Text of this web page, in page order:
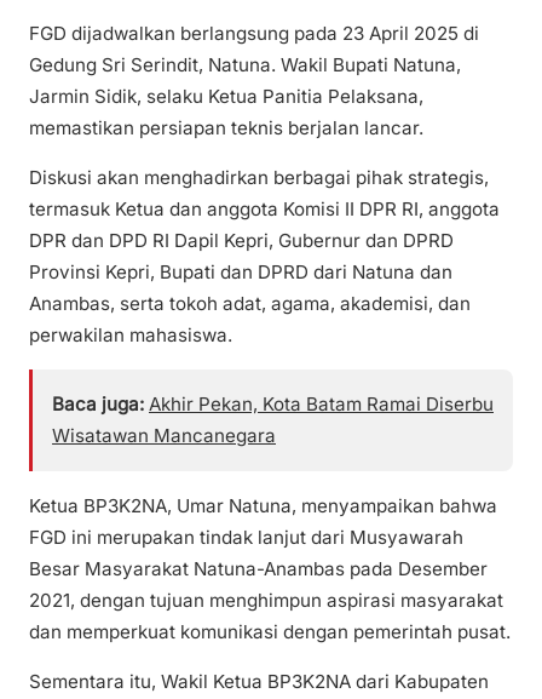
FGD dijadwalkan berlangsung pada 23 April 2025 di
Gedung Sri Serindit, Natuna. Wakil Bupati Natuna,
Jarmin Sidik, selaku Ketua Panitia Pelaksana,
memastikan persiapan teknis berjalan lancar.
Diskusi akan menghadirkan berbagai pihak strategis,
termasuk Ketua dan anggota Komisi II DPR RI, anggota
DPR dan DPD RI Dapil Kepri, Gubernur dan DPRD
Provinsi Kepri, Bupati dan DPRD dari Natuna dan
Anambas, serta tokoh adat, agama, akademisi, dan
perwakilan mahasiswa.
Baca juga: Akhir Pekan, Kota Batam Ramai Diserbu
Wisatawan Mancanegara
Ketua BP3K2NA, Umar Natuna, menyampaikan bahwa
FGD ini merupakan tindak lanjut dari Musyawarah
Besar Masyarakat Natuna-Anambas pada Desember
2021, dengan tujuan menghimpun aspirasi masyarakat
dan memperkuat komunikasi dengan pemerintah pusat.
Sementara itu, Wakil Ketua BP3K2NA dari Kabupaten